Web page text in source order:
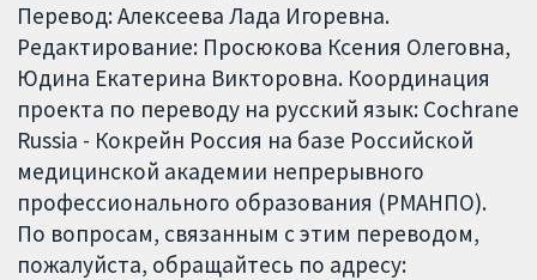
Перевод: Алексеева Лада Игоревна.
Редактирование: Просюкова Ксения Олеговна,
Юдина Екатерина Викторовна. Координация
проекта по переводу на русский язык: Cochrane
Russia - Кокрейн Россия на базе Российской
медицинской академии непрерывного
профессионального образования (РМАНПО).
По вопросам, связанным с этим переводом,
пожалуйста, обращайтесь по адресу: